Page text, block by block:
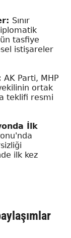
Sınır
tasfiye
istişareler
AK Parti, MHP
ortak
teklifi resmi
İlk
ilk kez